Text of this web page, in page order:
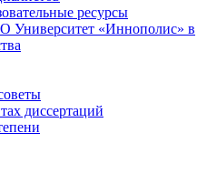
ресурсы
Университет «Иннополис» в
диссертаций